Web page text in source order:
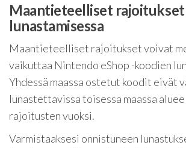
Maantieteelliset
lunastamisessa
Maantieteelliset rajoitukset voivat
vaikuttaa Nintendo eShop -koodien
Yhdessä maassa ostetut koodit eivät
lunastettavissa toisessa maassa
rajoitusten vuoksi.
Varmistaaksesi onnistuneen